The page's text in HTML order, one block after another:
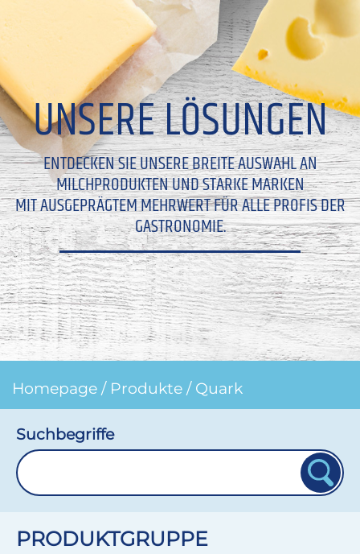
UNSERE LÖSUNGEN
ENTDECKEN SIE UNSERE BREITE AUSWAHL AN
MILCHPRODUKTEN UND STARKE MARKEN
MIT AUSGEPRÄGTEM MEHRWERT FÜR ALLE PROFIS DER
GASTRONOMIE.
Homepage / Produkte / Quark
Suchbegriffe
PRODUKTGRUPPE